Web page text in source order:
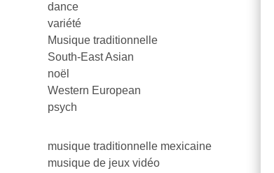
dance
variété
Musique traditionnelle
South-East Asian
noël
Western European
psych
musique traditionnelle mexicaine
musique de jeux vidéo